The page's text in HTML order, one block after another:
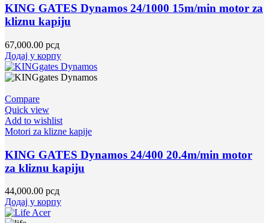
KING GATES Dynamos 24/1000 15m/min motor za
kliznu kapiju
67,000.00 рсд
Додај у корпу
Compare
Quick view
Add to wishlist
Motori za klizne kapije
KING GATES Dynamos 24/400 20.4m/min motor
za kliznu kapiju
44,000.00 рсд
Додај у корпу